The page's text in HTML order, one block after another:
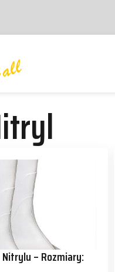
Nitrylu – Rozmiary: